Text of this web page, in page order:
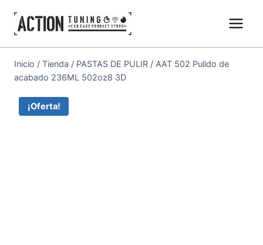
Inicio / Tienda / PASTAS DE PULIR / AAT 502 Pulido de
acabado 236ML 502oz8 3D
¡Oferta!